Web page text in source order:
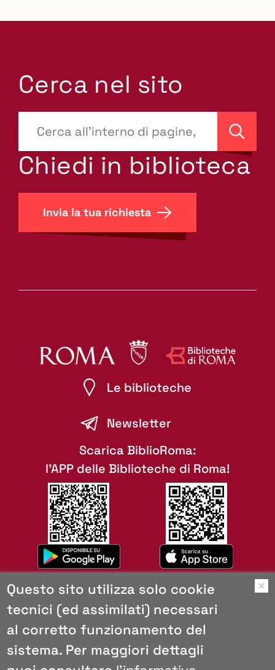
Cerca nel sito
site-
search.label???
Cerca
Chiedi in biblioteca
Invia la tua richiesta
Le biblioteche
Newsletter
Scarica BiblioRoma:
l'APP delle Biblioteche di Roma!
Mappa del sito
Copyright
Browser consigliati
Questo sito utilizza solo cookie
tecnici (ed assimilati) necessari
al corretto funzionamento del
sistema. Per maggiori dettagli